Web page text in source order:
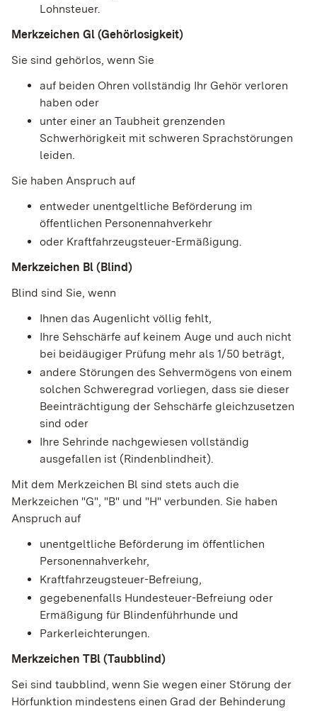
Lohnsteuer.
Merkzeichen Gl (Gehörlosigkeit)
Sie sind gehörlos, wenn Sie
auf beiden Ohren vollständig Ihr Gehör verloren
haben oder
unter einer an Taubheit grenzenden
Schwerhörigkeit mit schweren Sprachstörungen
leiden.
Sie haben Anspruch auf
entweder unentgeltliche Beförderung im
öffentlichen Personennahverkehr
oder Kraftfahrzeugsteuer-Ermäßigung.
Merkzeichen Bl (Blind)
Blind sind Sie, wenn
Ihnen das Augenlicht völlig fehlt,
Ihre Sehschärfe auf keinem Auge und auch nicht
bei beidäugiger Prüfung mehr als 1/50 beträgt,
andere Störungen des Sehvermögens von einem
solchen Schweregrad vorliegen, dass sie dieser
Beeinträchtigung der Sehschärfe gleichzusetzen
sind oder
Ihre Sehrinde nachgewiesen vollständig
ausgefallen ist (Rindenblindheit).
Mit dem Merkzeichen Bl sind stets auch die
Merkzeichen "G", "B" und "H" verbunden. Sie haben
Anspruch auf
unentgeltliche Beförderung im öffentlichen
Personennahverkehr,
Kraftfahrzeugsteuer-Befreiung,
gegebenenfalls Hundesteuer-Befreiung oder
Ermäßigung für Blindenführhunde und
Parkerleichterungen.
Merkzeichen TBl (Taubblind)
Sei sind taubblind, wenn Sie wegen einer Störung der
Hörfunktion mindestens einen Grad der Behinderung